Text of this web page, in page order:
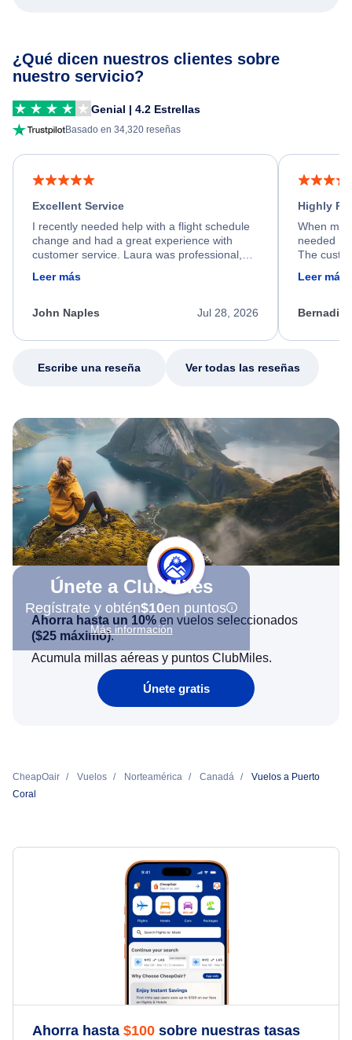
¿Qué dicen nuestros clientes sobre
nuestro servicio?
Genial | 4.2 Estrellas
Basado en 34,320 reseñas
Excellent Service
I recently needed help with a flight schedule
change and had a great experience with
customer service. Laura was professional,
friendly, and very helpful throughout the
process. She quickly found a solution and
appreciate her excellent service.
Leer más
Jul 28, 2026
John Naples
Highly
When my
needed
The
calm,
my issue.
Leer más
Escribe una reseña Ver todas las reseñas
Únete a ClubMiles
Regístrate y obtén$10en puntos
Más información
Ahorra hasta un 10% en vuelos seleccionados
($25 máximo).
Acumula millas aéreas y puntos ClubMiles.
Únete gratis
CheapOair Vuelos Norteamérica Canadá
Vuelos a Puerto
Coral
Ahorra hasta $100 sobre nuestras tasas